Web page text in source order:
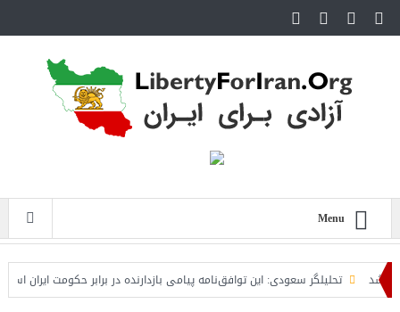
Menu
تحلیلگر سعودی: این توافق‌نامه پیامی بازدارنده در برابر حکومت ایران است